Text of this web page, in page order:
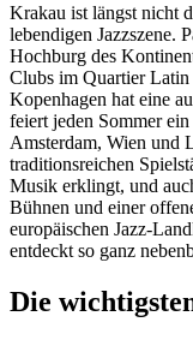
Krakau ist längst nicht
lebendigen Jazzszene.
Hochburg des
Clubs im Quartier Latin
Kopenhagen hat eine
feiert jeden Sommer
Amsterdam, Wien und
traditionsreichen
Musik erklingt, und
Bühnen und einer
europäischen Jazz-
entdeckt so ganz
Die